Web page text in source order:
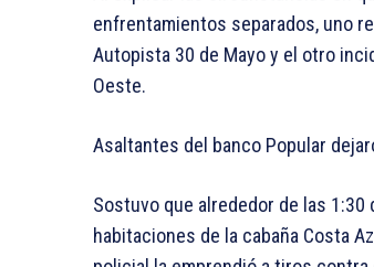
enfrentamientos separados, uno
Autopista 30 de Mayo y el otro
Oeste.
Asaltantes del banco Popular
Sostuvo que alrededor de las 1:30
habitaciones de la cabaña Costa